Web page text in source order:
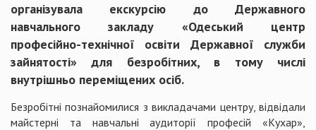
організувала екскурсію до Державного
навчального закладу «Одеський центр
професійно-технічної освіти Державної служби
зайнятості» для безробітних, в тому числі
внутрішньо переміщених осіб.
Безробітні познайомилися з викладачами центру, відвідали
майстерні та навчальні аудиторії професій «Кухар»,